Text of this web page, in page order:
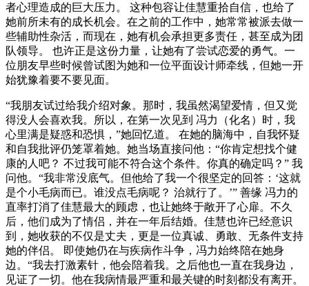
者心理造成的巨大压力。 这种包容让佳慧重拾自信，也给了
她前所未有的成长机会。在之前的工作中，她常常被派去做一
些辅助性杂活，而现在，她有机会承担更多责任，甚至成为团
队领导。 也许正是这份力量，让她有了尝试恋爱的勇气。一
位朋友早些时候曾试图为她和一位平面设计师牵线，但她一开
始犹豫着要不要见面。
“我朋友试过给我介绍对象。那时，我虽然渴望爱情，但又觉
得没人会喜欢我。所以，在第一次见到 冯力（化名）时，我
心里满是疑惑和恐惧，”她回忆道。 在她的脑海中，自我怀疑
和自我批评仍笼罩着她。她当场直接问他：“你肯定想找个健
康的人吧？ 不过我可能不符合这个条件。你真的确定吗？” 我
问他。“我非常没底气。但他给了我一个很坚定的回答：‘这就
是个小毛病而已。谁没点毛病呢？ 治就行了。’” 善缘 冯力的
直率打消了佳慧最大的顾虑，也让她终于敞开了心扉。不久
后，他们成为了情侣，并在一年后结婚。佳慧也许已经意识
到，她收获的不仅是丈夫，更是一位真诚、勇敢、无条件支持
她的伴侣。 即使她仍在与疾病作斗争，冯力始终陪在她身
边。“我去打激素针，他会陪着我。之后他也一直在我身边，
见证了一切。他在我病情最严重和最关键的时刻都没有离开。